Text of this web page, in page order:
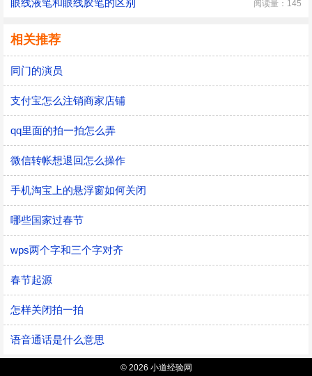
眼线液笔和眼线胶笔的区别 阅读量：145
相关推荐
同门的演员
支付宝怎么注销商家店铺
qq里面的拍一拍怎么弄
微信转帐想退回怎么操作
手机淘宝上的悬浮窗如何关闭
哪些国家过春节
wps两个字和三个字对齐
春节起源
怎样关闭拍一拍
语音通话是什么意思
© 2026 小道经验网